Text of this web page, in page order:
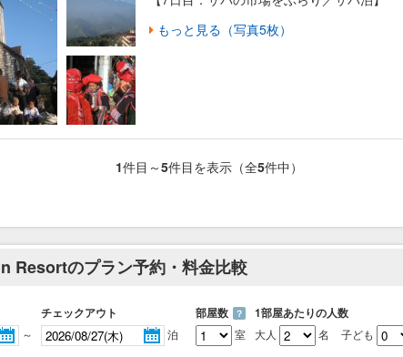
もっと見る（写真5枚）
1件目～5件目を表示（全5件中）
Resortのプラン予約・料金比較
～
チェックアウト
泊
部屋数 ？
室
1部屋あたりの人数
大人 名 子ども